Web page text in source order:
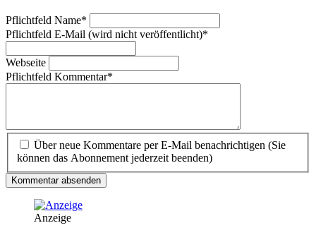
Pflichtfeld Name*
Pflichtfeld E-Mail (wird nicht veröffentlicht)*
Webseite
Pflichtfeld Kommentar*
Über neue Kommentare per E-Mail benachrichtigen (Sie
können das Abonnement jederzeit beenden)
Kommentar absenden
Anzeige